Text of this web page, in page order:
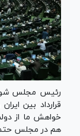
رئیس مجلس
قرارداد بین
خواهش ما از
هم در مجلس